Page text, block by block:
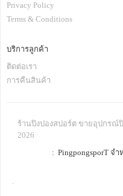
Privacy Policy
Terms & Conditions
บริการลูกค้า
ติดต่อเรา
การคืนสินค้า
ร้านปิงปองสปอร์ต ขายอุปกรณ์
2026
: PingpongsporT จ
.